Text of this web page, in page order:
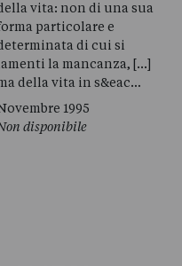
vita: non di una sua
particolare e
di cui si
la mancanza, [...]
della vita in s&eac…
1995
disponibile